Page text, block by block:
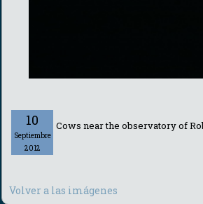
10
Septiembre
2012
Cows near the observatory of
Volver a las imágenes